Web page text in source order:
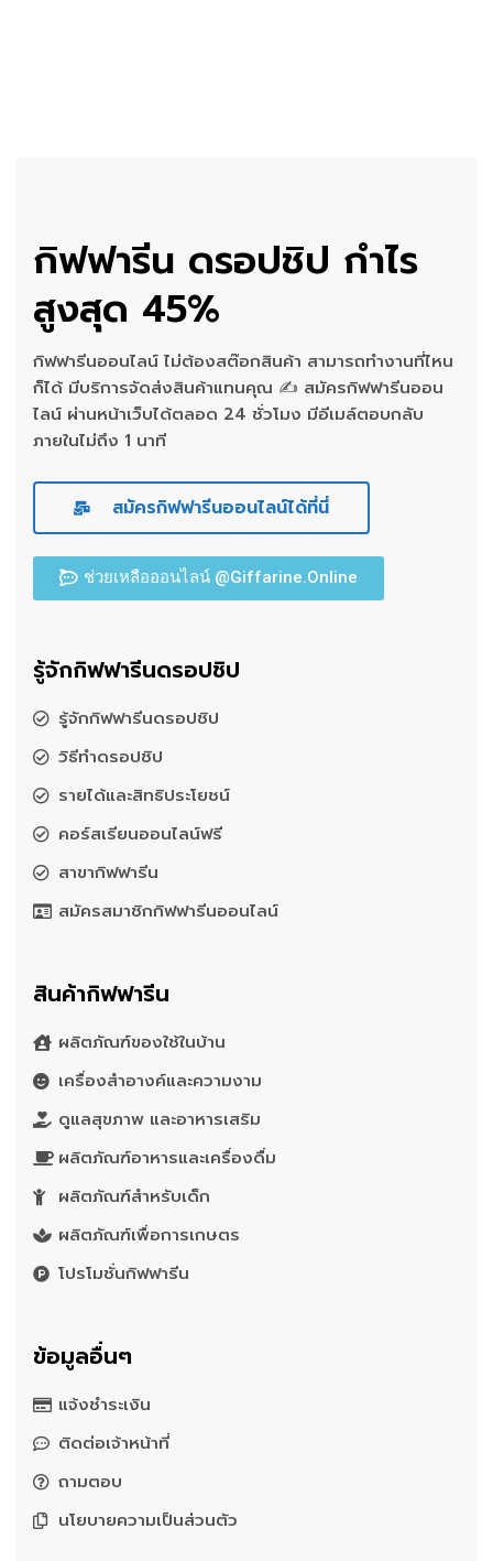
กิฟฟารีน ดรอปชิป กำไร
สูงสุด 45%
กิฟฟารีนออนไลน์ ไม่ต้องสต๊อกสินค้า สามารถทำงานที่ไหน
ก็ได้ มีบริการจัดส่งสินค้าแทนคุณ ✍ สมัครกิฟฟารีนออน
ไลน์ ผ่านหน้าเว็บได้ตลอด 24 ชั่วโมง มีอีเมล์ตอบกลับ
ภายในไม่ถึง 1 นาที
สมัครกิฟฟารีนออนไลน์ได้ที่นี่
ช่วยเหลือออนไลน์ @Giffarine.Online
รู้จักกิฟฟารีนดรอปชิป
รู้จักกิฟฟารีนดรอปชิป
วิธีทำดรอปชิป
รายได้และสิทธิประโยชน์
คอร์สเรียนออนไลน์ฟรี
สาขากิฟฟารีน
สมัครสมาชิกกิฟฟารีนออนไลน์
สินค้ากิฟฟารีน
ผลิตภัณฑ์ของใช้ในบ้าน
เครื่องสำอางค์และความงาม
ดูแลสุขภาพ และอาหารเสริม
ผลิตภัณฑ์อาหารและเครื่องดื่ม
ผลิตภัณฑ์สำหรับเด็ก
ผลิตภัณฑ์เพื่อการเกษตร
โปรโมชั่นกิฟฟารีน
ข้อมูลอื่นๆ
แจ้งชำระเงิน
ติดต่อเจ้าหน้าที่
ถามตอบ
นโยบายความเป็นส่วนตัว